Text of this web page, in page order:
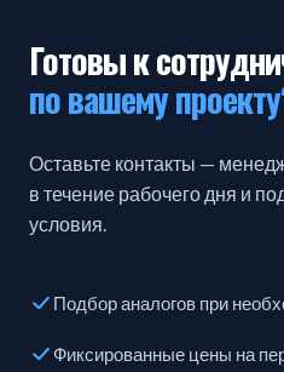
Готовы к
по вашему
Оставьте контакты —
в течение рабочего дня и
условия.
Подбор аналогов при
Фиксированные цены на